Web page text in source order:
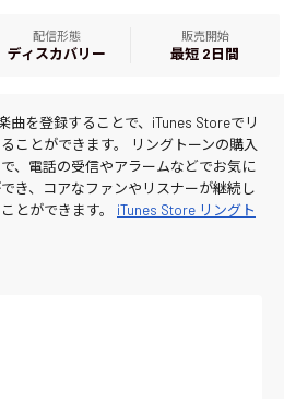
配信形態
ディスカバリー
販売開始
最短 2日間
曲を登録することで、iTunes Storeでリ
ることができます。 リングトーンの購入
、電話の受信やアラームなどでお気に
き、コアなファンやリスナーが継続し
とができます。 iTunes Store リングト